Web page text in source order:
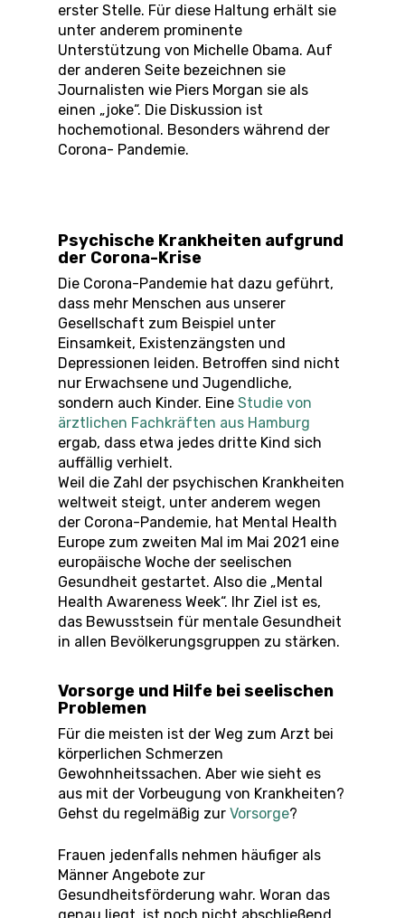
erster Stelle. Für diese Haltung erhält sie
unter anderem prominente
Unterstützung von Michelle Obama. Auf
der anderen Seite bezeichnen sie
Journalisten wie Piers Morgan sie als
einen „joke“. Die Diskussion ist
hochemotional. Besonders während der
Corona- Pandemie.
Psychische Krankheiten aufgrund
der Corona-Krise
Die Corona-Pandemie hat dazu geführt,
dass mehr Menschen aus unserer
Gesellschaft zum Beispiel unter
Einsamkeit, Existenzängsten und
Depressionen leiden. Betroffen sind nicht
nur Erwachsene und Jugendliche,
sondern auch Kinder. EineStudie von
ärztlichen Fachkräften aus Hamburg
ergab, dass etwa jedes dritte Kind sich
auffällig verhielt.
Weil die Zahl der psychischen Krankheiten
weltweit steigt, unter anderem wegen
der Corona-Pandemie, hat Mental Health
Europe zum zweiten Mal im Mai 2021 eine
europäische Woche der seelischen
Gesundheit gestartet. Also die „Mental
Health Awareness Week“. Ihr Ziel ist es,
das Bewusstsein für mentale Gesundheit
in allen Bevölkerungsgruppen zu stärken.
Vorsorge und Hilfe bei seelischen
Problemen
Für die meisten ist der Weg zum Arzt bei
körperlichen Schmerzen
Gewohnheitssachen. Aber wie sieht es
aus mit der Vorbeugung von Krankheiten?
Gehst du regelmäßig zurVorsorge?
Frauen jedenfalls nehmen häufiger als
Männer Angebote zur
Gesundheitsförderung wahr. Woran das
genau liegt, ist noch nicht abschließend